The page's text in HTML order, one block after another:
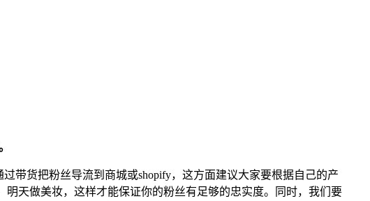
带货把粉丝导流到商城或shopify，这方面建议大家要根据自己的产
天做美妆，这样才能保证你的粉丝有足够的忠实度。同时，我们要